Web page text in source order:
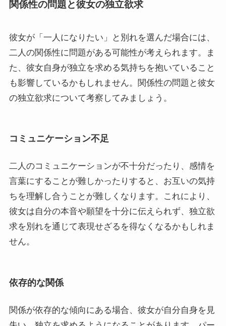
関係性の問題と彼女の独立欲求
彼女が「一人になりたい」と別れを選んだ場合には、
二人の関係性に問題がある可能性が考えられます。ま
た、彼女自身が独立を求める気持ちを抱いていること
も影響しているかもしれません。関係性の問題と彼女
の独立欲求について考察してみましょう。
コミュニケーション不足
二人のコミュニケーションが不十分だったり、感情を
言葉にすることが難しかったりすると、お互いの気持
ちを理解し合うことが難しくなります。これにより、
彼女は自分の本音や願望を十分に伝えられず、独立欲
求を別れを通じて表現せざるを得なくなるかもしれま
せん。
依存的な関係
関係が依存的な傾向にある場合、彼女が自分自身を見